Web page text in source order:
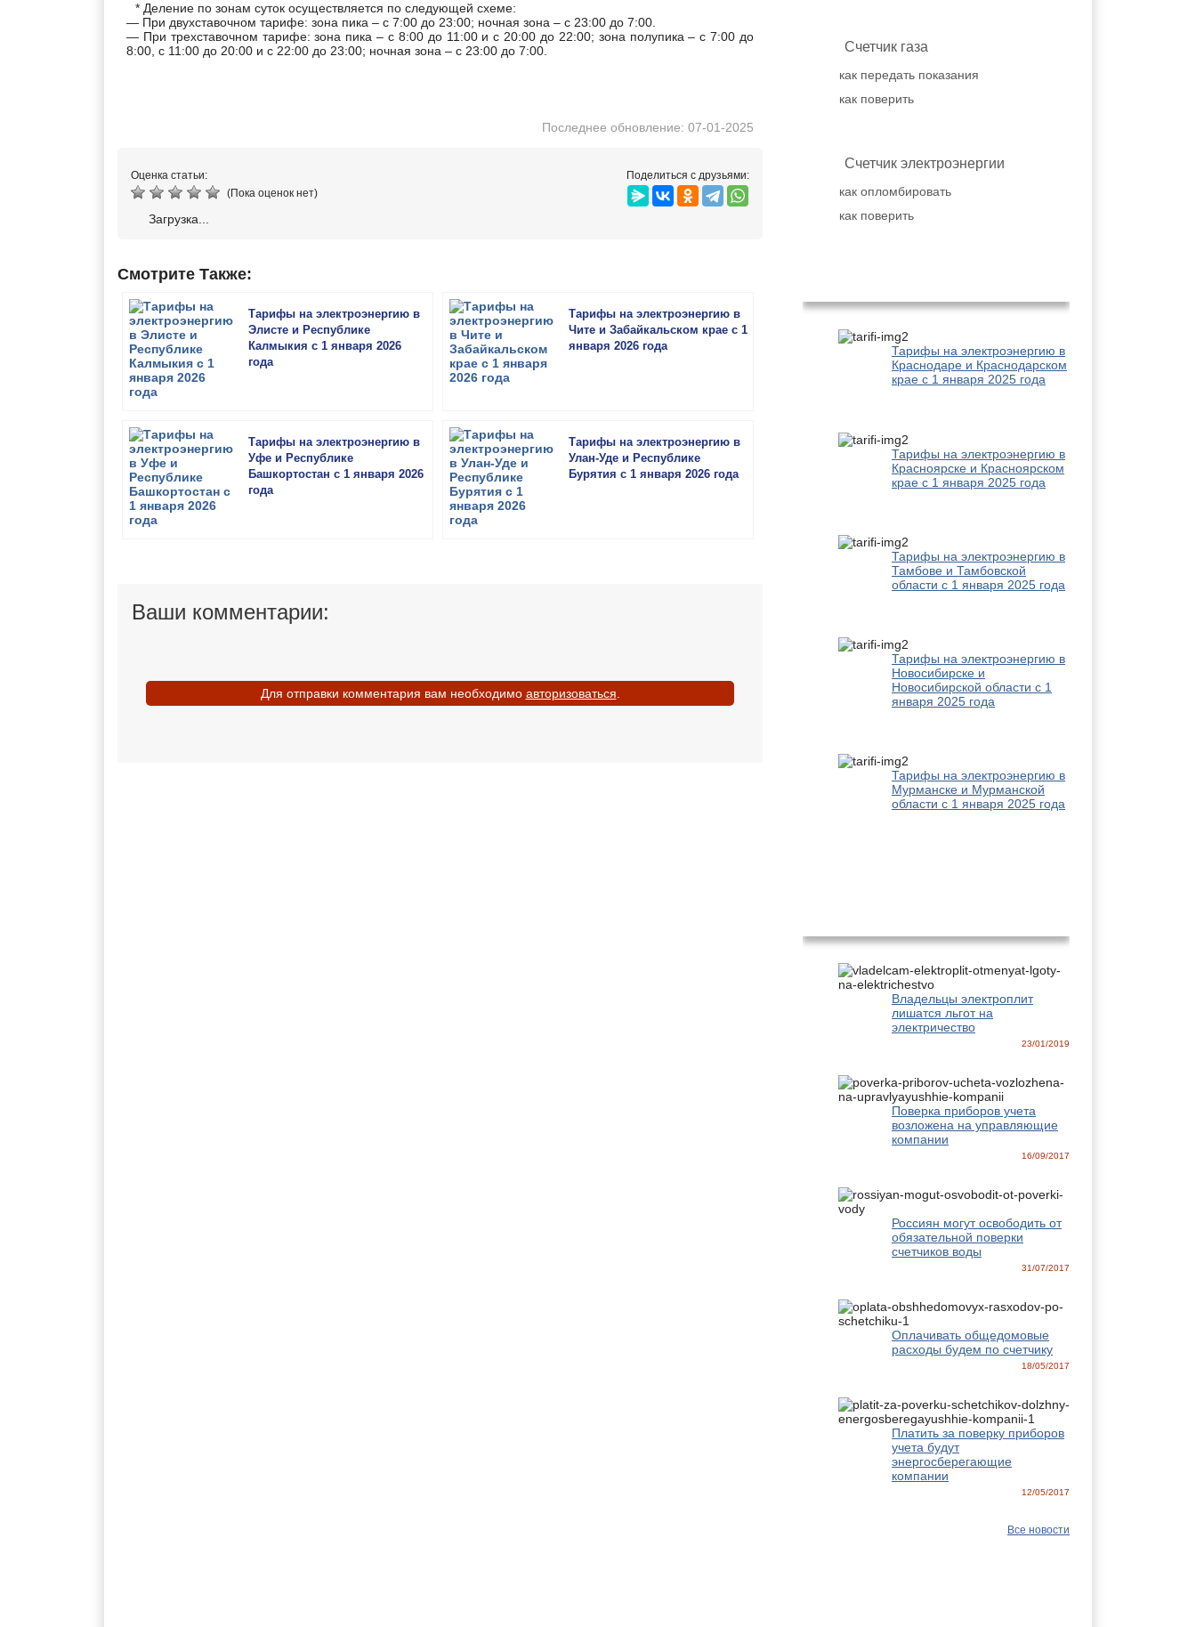
* Деление по зонам суток осуществляется по следующей схеме:
— При двухставочном тарифе: зона пика – с 7:00 до 23:00; ночная зона – с 23:00 до 7:00.
— При трехставочном тарифе: зона пика – с 8:00 до 11:00 и с 20:00 до 22:00; зона полупика – с 7:00 до
8:00, с 11:00 до 20:00 и с 22:00 до 23:00; ночная зона – с 23:00 до 7:00.
Последнее обновление: 07-01-2025
Оценка статьи:
(Пока оценок нет)
Загрузка...
Поделиться с друзьями:
Смотрите Также:
Тарифы на электроэнергию в
Элисте и Республике
Калмыкия с 1 января 2026
года
Тарифы на электроэнергию в
Чите и Забайкальском крае с 1
января 2026 года
Тарифы на электроэнергию в
Уфе и Республике
Башкортостан с 1 января 2026
года
Тарифы на электроэнергию в
Улан-Уде и Республике
Бурятия с 1 января 2026 года
Ваши комментарии:
Для отправки комментария вам необходимо авторизоваться
Счетчик газа
как передать показания
как поверить
Счетчик электроэнергии
как опломбировать
как поверить
Тарифы на электроэнергию в
Краснодаре и Краснодарском
крае с 1 января 2025 года
Тарифы на электроэнергию в
Красноярске и Красноярском
крае с 1 января 2025 года
Тарифы на электроэнергию в
Тамбове и Тамбовской
области с 1 января 2025 года
Тарифы на электроэнергию в
Новосибирске и
Новосибирской области с 1
января 2025 года
Тарифы на электроэнергию в
Мурманске и Мурманской
области с 1 января 2025 года
Владельцы электроплит
лишатся льгот на
электричество
23/01/2019
Поверка приборов учета
возложена на управляющие
компании
16/09/2017
Россиян могут освободить от
обязательной поверки
счетчиков воды
31/07/2017
Оплачивать общедомовые
расходы будем по счетчику
18/05/2017
Платить за поверку приборов
учета будут
энергосберегающие
компании
12/05/2017
Все новости